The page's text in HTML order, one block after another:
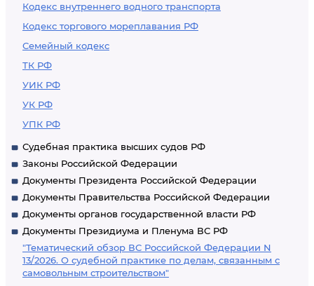
Кодекс внутреннего водного транспорта
Кодекс торгового мореплавания РФ
Семейный кодекс
ТК РФ
УИК РФ
УК РФ
УПК РФ
Судебная практика высших судов РФ
Законы Российской Федерации
Документы Президента Российской Федерации
Документы Правительства Российской Федерации
Документы органов государственной власти РФ
Документы Президиума и Пленума ВС РФ
"Тематический обзор ВС Российской Федерации N
13/2026. О судебной практике по делам, связанным с
самовольным строительством"